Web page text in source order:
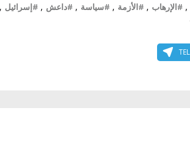
, #الإرهاب , #الأزمة , #سياسة , #داعش , #إسرائيل ,